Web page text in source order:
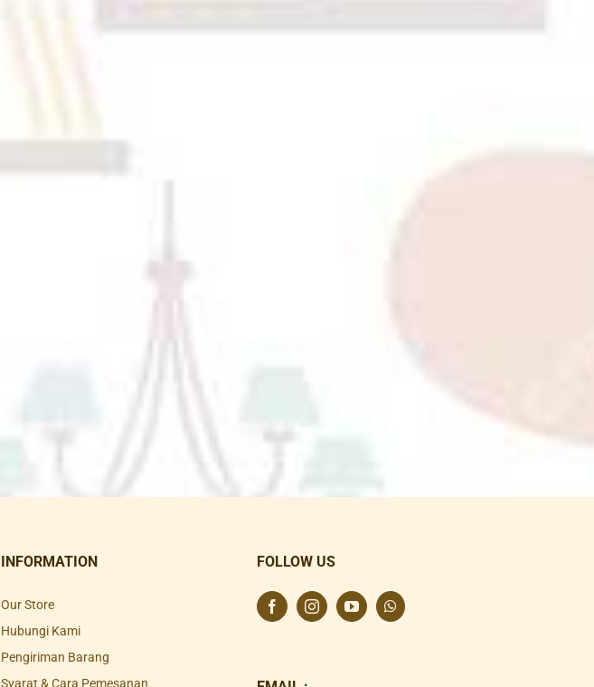
INFORMATION
Our Store
Hubungi Kami
Pengiriman Barang
Syarat & Cara Pemesanan
FOLLOW US